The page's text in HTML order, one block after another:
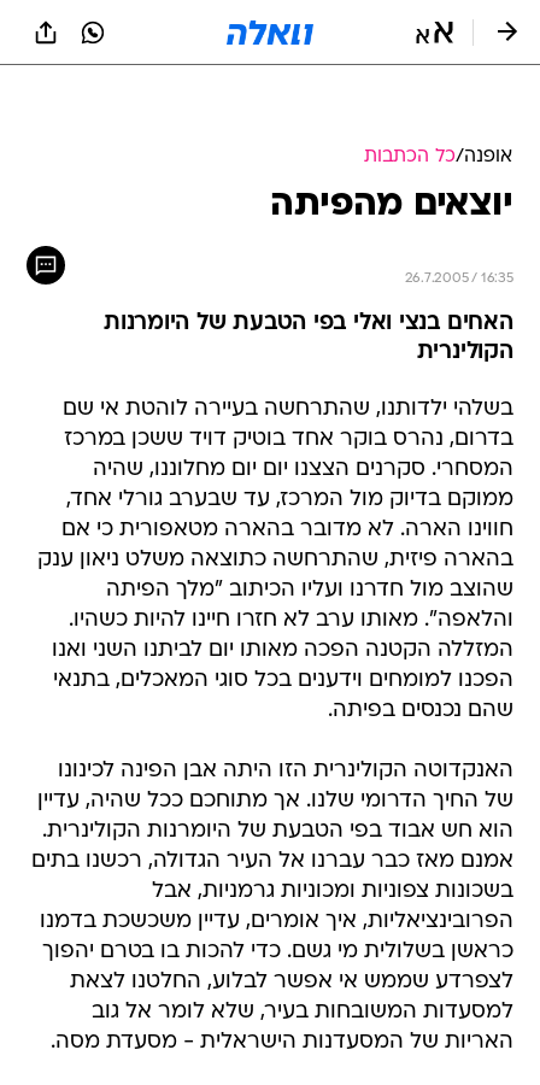
אופנה/כל הכתבות
יוצאים מהפיתה
26.7.2005 / 16:35
האחים בנצי ואלי בפי הטבעת של היומרנות
הקולינרית
בשלהי ילדותנו, שהתרחשה בעיירה לוהטת אי שם
בדרום, נהרס בוקר אחד בוטיק דויד ששכן במרכז
המסחרי. סקרנים הצצנו יום יום מחלוננו, שהיה
ממוקם בדיוק מול המרכז, עד שבערב גורלי אחד,
חווינו הארה. לא מדובר בהארה מטאפורית כי אם
בהארה פיזית, שהתרחשה כתוצאה משלט ניאון ענק
שהוצב מול חדרנו ועליו הכיתוב "מלך הפיתה
והלאפה". מאותו ערב לא חזרו חיינו להיות כשהיו.
המזללה הקטנה הפכה מאותו יום לביתנו השני ואנו
הפכנו למומחים וידענים בכל סוגי המאכלים, בתנאי
שהם נכנסים בפיתה.
האנקדוטה הקולינרית הזו היתה אבן הפינה לכינונו
של החיך הדרומי שלנו. אך מתוחכם ככל שהיה, עדיין
הוא חש אבוד בפי הטבעת של היומרנות הקולינרית.
אמנם מאז כבר עברנו אל העיר הגדולה, רכשנו בתים
בשכונות צפוניות ומכוניות גרמניות, אבל
הפרובינציאליות, איך אומרים, עדיין משכשכת בדמנו
כראשן בשלולית מי גשם. כדי להכות בו בטרם יהפוך
לצפרדע שממש אי אפשר לבלוע, החלטנו לצאת
למסעדות המשובחות בעיר, שלא לומר אל גוב
האריות של המסעדנות הישראלית - מסעדת מסה.